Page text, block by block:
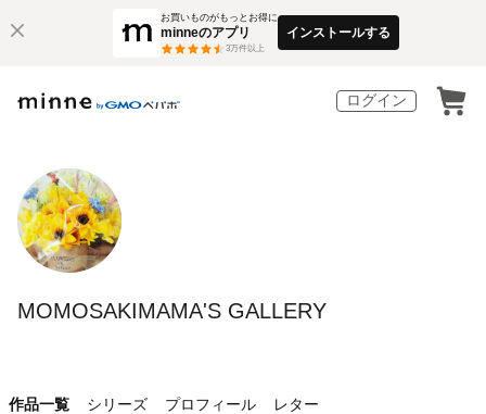
お買いものがもっとお得に
minneのアプリ
3万件以上
インストールする
ログイン
MOMOSAKIMAMA'S GALLERY
作品一覧 シリーズ プロフィール レター